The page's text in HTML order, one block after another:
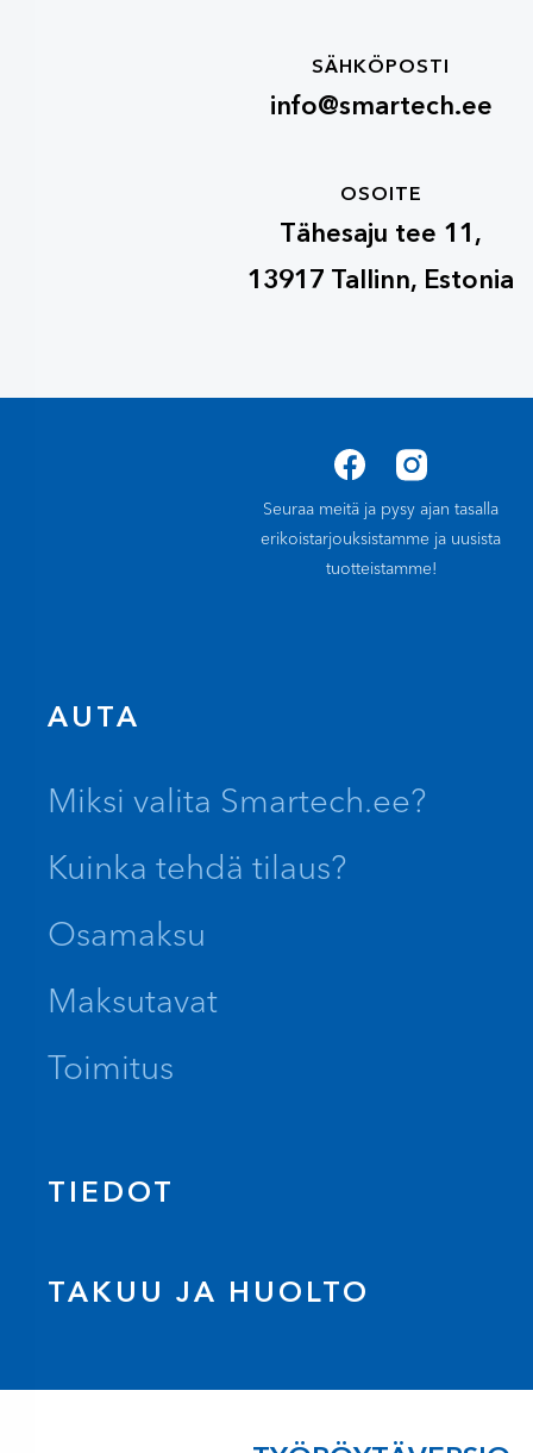
SÄHKÖPOSTI
info@smartech.ee
OSOITE
Tähesaju tee 11,
13917 Tallinn, Estonia
Seuraa meitä ja pysy ajan tasalla
erikoistarjouksistamme ja uusista
tuotteistamme!
AUTA
Miksi valita Smartech.ee?
Kuinka tehdä tilaus?
Osamaksu
Maksutavat
Toimitus
TIEDOT
TAKUU JA HUOLTO